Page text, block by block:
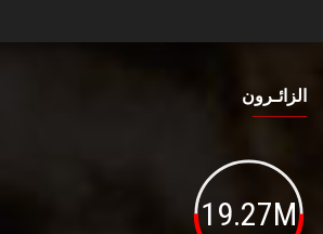
الزائـرون
19.27M